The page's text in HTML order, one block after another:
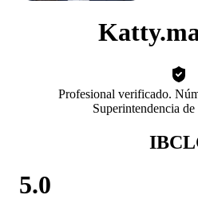
Profesional verificado.
Superintendencia
5.0